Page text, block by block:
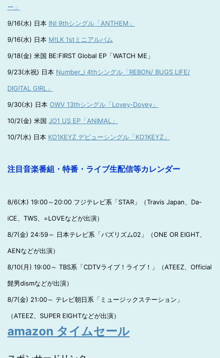
ー」
9/16(水) 日本 INI 9thシングル「ANTHEM」
9/16(水) 日本 M!LK 1stミニアルバム
9/18(金) 米国 BE:FIRST Global EP「WATCH ME」
9/23(水祝) 日本 Number_i 4thシングル「REBON/ BUGS LIFE/
DIGITAL GIRL」
9/30(水) 日本 OWV 13thシングル「Lovey-Dovey」
10/2(金) 米国 JO1 US EP「ANIMAL」
10/7(水) 日本 KO1KEYZ デビューシングル「KO1KEYZ」
注目音楽番組・特番・ライブ生配信等カレンダー
8/6(木) 19:00～20:00 フジテレビ系「STAR」（Travis Japan、Da-
iCE、TWS、=LOVEなどが出演）
8/7(金) 24:59～ 日本テレビ系「バズリズム02」（ONE OR EIGHT、
AENなどが出演）
8/10(月) 19:00～ TBS系「CDTVライブ！ライブ！」（ATEEZ、Official
髭男dismなどが出演）
8/7(金) 21:00～ テレビ朝日系「ミュージックステーション」
（ATEEZ、SUPER EIGHTなどが出演）
amazon タイムセール